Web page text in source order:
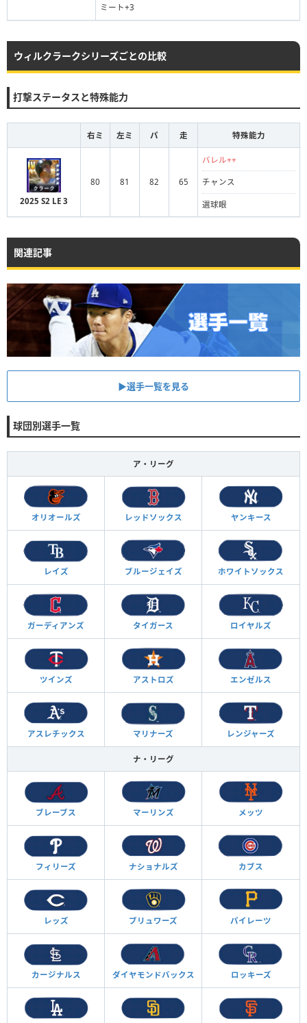
ミート+3
ウィルクラークシリーズごとの比較
打撃ステータスと特殊能力
右ミ 左ミ パ 走 特殊能力
2025 S2 LE 3
80 81 82 65
バレル++
チャンス
選球眼
関連記事
▶︎選手一覧を見る
球団別選手一覧
ア・リーグ
オリオールズ レッドソックス ヤンキース
レイズ ブルージェイズ ホワイトソックス
ガーディアンズ タイガース ロイヤルズ
ツインズ アストロズ エンゼルス
アスレチックス マリナーズ レンジャーズ
ナ・リーグ
ブレーブス マーリンズ メッツ
フィリーズ ナショナルズ カブス
レッズ ブリュワーズ パイレーツ
カージナルス ダイヤモンドバックス ロッキーズ